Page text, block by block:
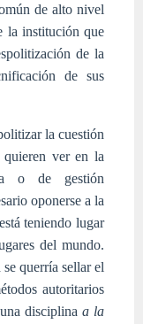
de alto nivel
la institución que
de la
de sus
la cuestión
ver en la
o de gestión
oponerse a la
teniendo lugar
del mundo.
querría sellar el
autoritarios
una disciplinaa la